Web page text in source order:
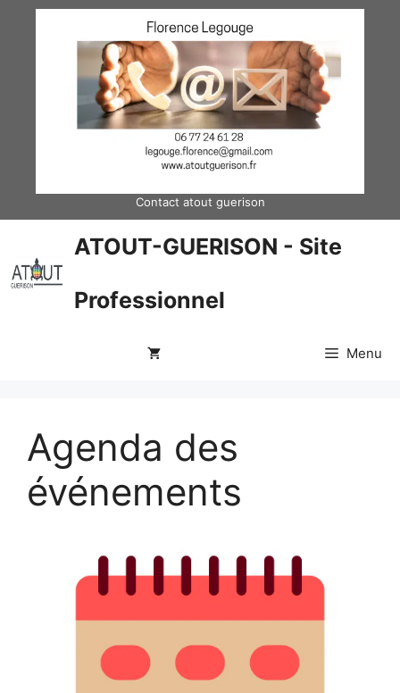
Contact atout guerison
ATOUT-GUERISON - Site
Professionnel
Menu
Agenda des
événements